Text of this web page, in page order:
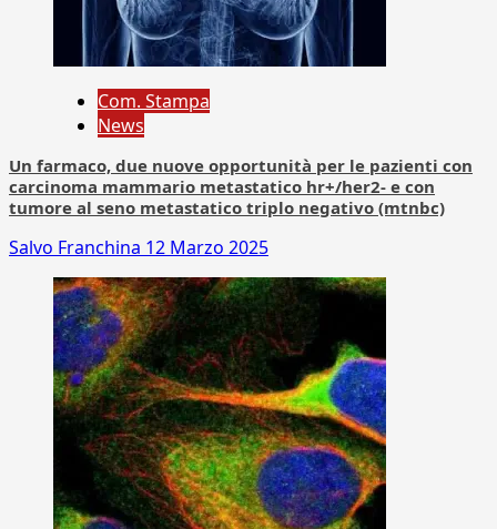
Com. Stampa
News
Un farmaco, due nuove opportunità per le pazienti con
carcinoma mammario metastatico hr+/her2- e con
tumore al seno metastatico triplo negativo (mtnbc)
Salvo Franchina 12 Marzo 2025